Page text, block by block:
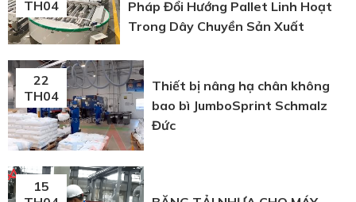
TH04
Pháp Đổi Hướng Pallet Linh Hoạt
Trong Dây Chuyền Sản Xuất
22
TH04
Thiết bị nâng hạ chân không
bao bì JumboSprint Schmalz
Đức
15